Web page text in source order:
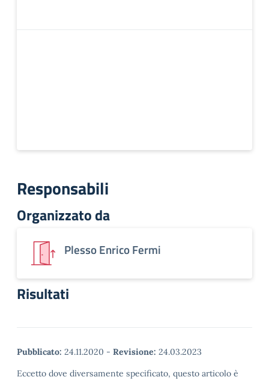
Responsabili
Organizzato da
Plesso Enrico Fermi
Risultati
Pubblicato: 24.11.2020 - Revisione: 24.03.2023
Eccetto dove diversamente specificato, questo articolo è